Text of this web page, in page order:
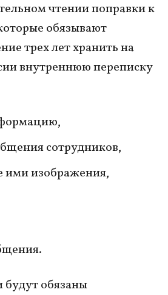
чтении поправки к
обязывают
трех лет хранить на
внутреннюю переписку
сотрудников,
ими изображения,
обязаны